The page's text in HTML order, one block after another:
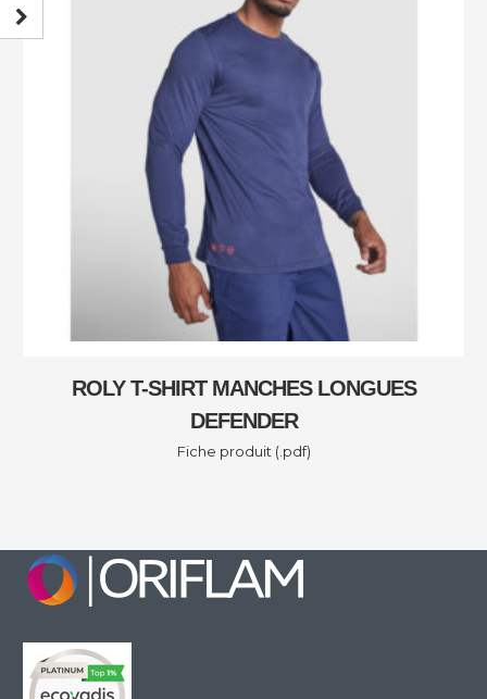
ROLY T-SHIRT MANCHES LONGUES
DEFENDER
Fiche produit (.pdf)